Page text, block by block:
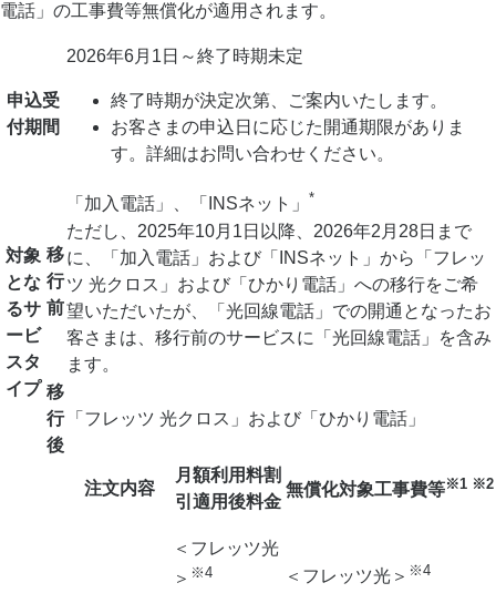
電話」の工事費等無償化が適用されます。
申込受
付期間
2026年6月1日～終了時期未定
終了時期が決定次第、ご案内いたします。
お客さまの申込日に応じた開通期限がありま
す。詳細はお問い合わせください。
対象
とな
るサ
ービ
スタ
イプ
移
行
前
「加入電話」、「INSネット」 *
ただし、2025年10月1日以降、2026年2月28日まで
に、「加入電話」および「INSネット」から「フレッ
ツ 光クロス」および「ひかり電話」への移行をご希
望いただいたが、「光回線電話」での開通となったお
客さまは、移行前のサービスに「光回線電話」を含み
ます。
移
行
後
「フレッツ 光クロス」および「ひかり電話」
注文内容
月額利用料割
引適用後料金
無償化対象工事費等※1 ※2
＜フレッツ光
＞ ※4 ＜フレッツ光＞ ※4